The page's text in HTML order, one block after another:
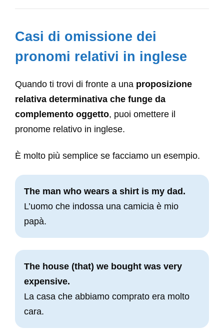
Casi di omissione dei
pronomi relativi in inglese
Quando ti trovi di fronte a una proposizione
relativa determinativa che funge da
complemento oggetto, puoi omettere il
pronome relativo in inglese.
È molto più semplice se facciamo un esempio.
The man who wears a shirt is my dad.
L’uomo che indossa una camicia è mio
papà.
The house (that) we bought was very
expensive.
La casa che abbiamo comprato era molto
cara.